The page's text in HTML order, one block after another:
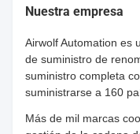
Se
aplicará a
los
de las
Se
a los
de
Nuestra empresa
Airwolf Automation es
de suministro de
suministro completa
suministrarse a 160
Más de mil marcas